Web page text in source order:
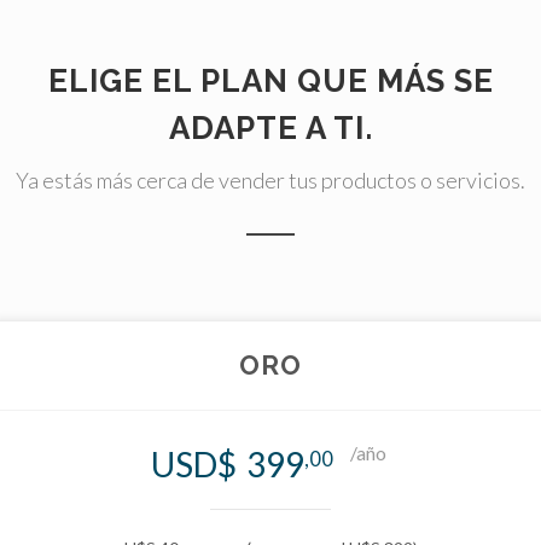
ELIGE EL PLAN QUE MÁS SE
ADAPTE A TI.
Ya estás más cerca de vender tus productos o servicios.
ORO
USD$ 399,00 /año